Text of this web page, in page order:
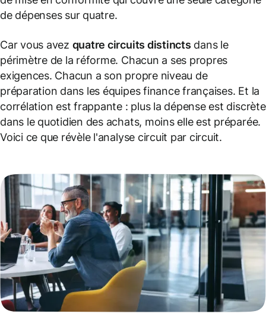
de dépenses sur quatre.
Car vous avez quatre circuits distincts dans le
périmètre de la réforme. Chacun a ses propres
exigences. Chacun a son propre niveau de
préparation dans les équipes finance françaises. Et la
corrélation est frappante : plus la dépense est discrète
dans le quotidien des achats, moins elle est préparée.
Voici ce que révèle l'analyse circuit par circuit.